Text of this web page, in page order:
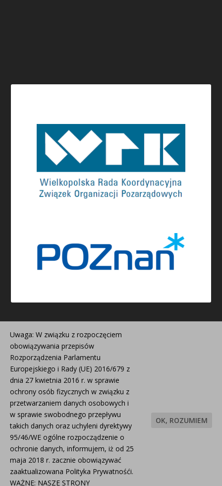
Strona została stworzona i jest redagowana w ramach
projektu współfinansowanego z budżetu Miasta Poznania
#poznanwspiera.
Polityka prywatności
Uwaga: W związku z rozpoczęciem
obowiązywania przepisów
Rozporządzenia Parlamentu
Europejskiego i Rady (UE) 2016/679 z
dnia 27 kwietnia 2016 r. w sprawie
ochrony osób fizycznych w związku z
przetwarzaniem danych osobowych i
w sprawie swobodnego przepływu
takich danych oraz uchyleni dyrektywy
95/46/WE ogólne rozpocządzenie o
ochronie danych, informujem, iż od 25
maja 2018 r. zacznie obowiązywać
zaaktualizowana Polityka Prywatnośći.
WAŻNE: NASZE STRONY
OK, ROZUMIEM